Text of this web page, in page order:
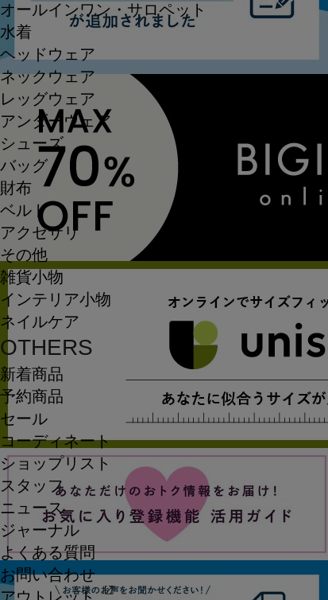
オールインワン・サロペット
水着
ヘッドウェア
ネックウェア
レッグウェア
アンダーウェア
シューズ
バッグ
財布
ベルト
アクセサリ
その他
雑貨小物
インテリア小物
ネイルケア
OTHERS
新着商品
予約商品
セール
コーディネート
ショップリスト
スタッフ
ニュース
ジャーナル
よくある質問
お問い合わせ